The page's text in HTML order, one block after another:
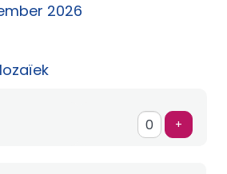
2026
+